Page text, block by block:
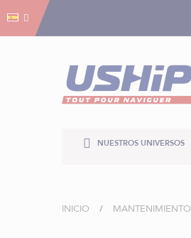
NUESTROS UNIVERSOS
INICIO MANTENIMIENTO
Gestión de cookies
Gestión de cookies